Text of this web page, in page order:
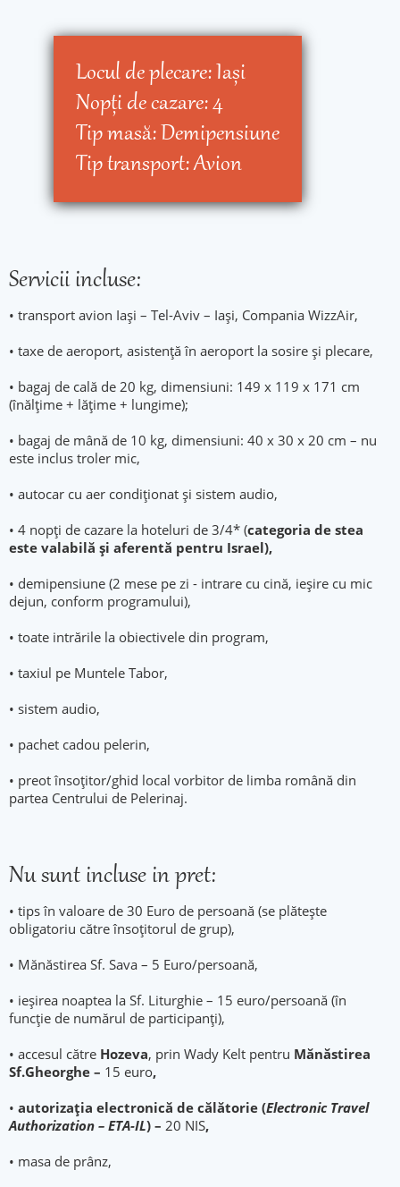
Locul de plecare:Iaşi
Nopţi de cazare:4
Tip masă:Demipensiune
Tip transport:Avion
Servicii incluse:
• transport avion Iași – Tel-Aviv – Iași, Compania WizzAir,
• taxe de aeroport, asistenţă în aeroport la sosire şi plecare,
• bagaj de cală de 20 kg, dimensiuni: 149 x 119 x 171 cm
(înălţime + lăţime + lungime);
• bagaj de mână de 10 kg, dimensiuni: 40 x 30 x 20 cm – nu
este inclus troler mic,
• autocar cu aer condiționat și sistem audio,
• 4 nopți de cazare la hoteluri de 3/4* (categoria de stea
este valabilă şi aferentă pentru Israel),
• demipensiune (2 mese pe zi - intrare cu cină, ieșire cu mic
dejun, conform programului),
• toate intrările la obiectivele din program,
• taxiul pe Muntele Tabor,
• sistem audio,
• pachet cadou pelerin,
• preot însoţitor/ghid local vorbitor de limba română din
partea Centrului de Pelerinaj.
Nu sunt incluse in pret:
• tips în valoare de 30 Euro de persoană (se plătește
obligatoriu către însoțitorul de grup),
• Mănăstirea Sf. Sava – 5 Euro/persoană,
• ieșirea noaptea la Sf. Liturghie – 15 euro/persoană (în
funcție de numărul de participanți),
• accesul către Hozeva, prin Wady Kelt pentru Mănăstirea
Sf.Gheorghe – 15 euro,
• autorizația electronică de călătorie (Electronic Travel
Authorization – ETA-IL) – 20 NIS,
• masa de prânz,